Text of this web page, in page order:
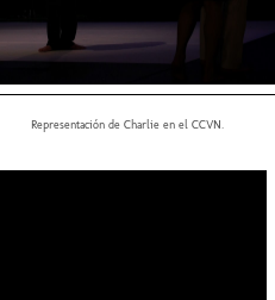
Representación de Charlie en el CCVN.